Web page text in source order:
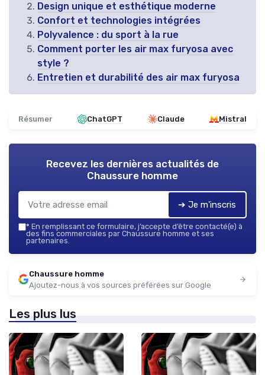
Design unique et esthétique moderne
Confort et technologies intégrées
Polyvalence : du sport à la rue
Comment porter les air max furyosa avec
style ?
Entretien et durabilité des air max furyosa
Résumer ChatGPT Claude Mistral
Recevez les dernières actualités de
Chaussure homme
➔ Je m'inscris
* En remplissant ce formulaire, j’accepte d’être contacté(e) à
des fins commerciales par Chaussure homme et ses
partenaires.
Chaussure homme
Ajoutez-nous à vos sources préférées sur Google
Les plus lus